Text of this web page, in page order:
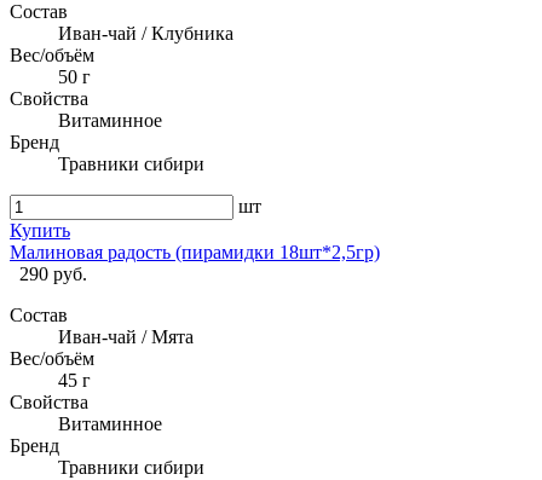
Состав
Иван-чай / Клубника
Вес/объём
50 г
Свойства
Витаминное
Бренд
Травники сибири
шт
Купить
Малиновая радость (пирамидки 18шт*2,5гр)
290 руб.
Состав
Иван-чай / Мята
Вес/объём
45 г
Свойства
Витаминное
Бренд
Травники сибири